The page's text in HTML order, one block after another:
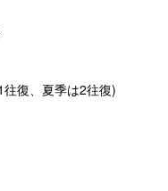
復、夏季は2往復)